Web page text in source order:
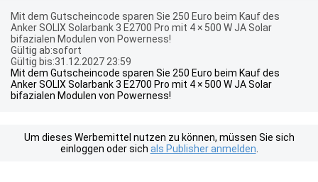
Mit dem Gutscheincode sparen Sie 250 Euro beim Kauf des
Anker SOLIX Solarbank 3 E2700 Pro mit 4 × 500 W JA Solar
bifazialen Modulen von Powerness!
Gültig ab:sofort
Gültig bis:31.12.2027 23:59
Mit dem Gutscheincode sparen Sie 250 Euro beim Kauf des
Anker SOLIX Solarbank 3 E2700 Pro mit 4 × 500 W JA Solar
bifazialen Modulen von Powerness!
Um dieses Werbemittel nutzen zu können, müssen Sie sich
einloggen oder sich als Publisher anmelden